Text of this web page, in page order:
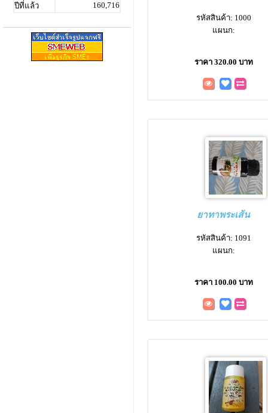
ปีที่แล้ว
160,716
รหัสสินค้า: 1000
แผนก:
ราคา 320.00 บาท
ยาทาพระเส้น
รหัสสินค้า: 1091
แผนก:
ราคา 100.00 บาท